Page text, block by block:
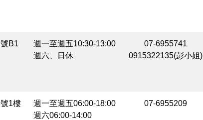
B1
週一至週五10:30-13:00
週六、日休
07-6955741
0915322135(彭小姐)
1樓
週一至週五06:00-18:00
週六06:00-14:00
07-6955209